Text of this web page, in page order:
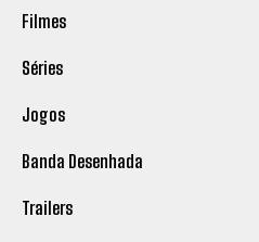
Filmes
Séries
Jogos
Banda Desenhada
Trailers